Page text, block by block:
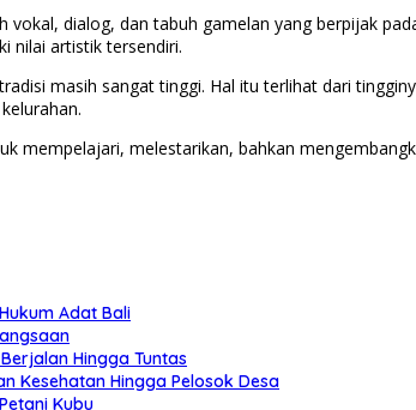
dialog, dan tabuh gamelan yang berpijak
nilai artistik tersendiri.
masih sangat tinggi. Hal itu terlihat dari
mempelajari, melestarikan, bahkan
Adat Bali
Hingga Tuntas
Kesehatan Hingga Pelosok Desa
Kubu